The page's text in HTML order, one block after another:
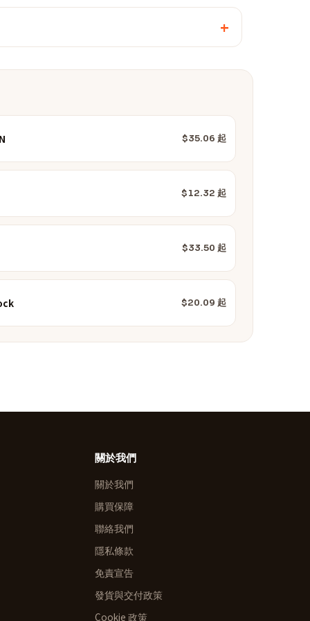
+
$35.06 起
$12.32 起
$33.50 起
$20.09 起
關於我們
關於我們
購買保障
聯絡我們
隱私條款
免責宣告
發貨與交付政策
Cookie 政策